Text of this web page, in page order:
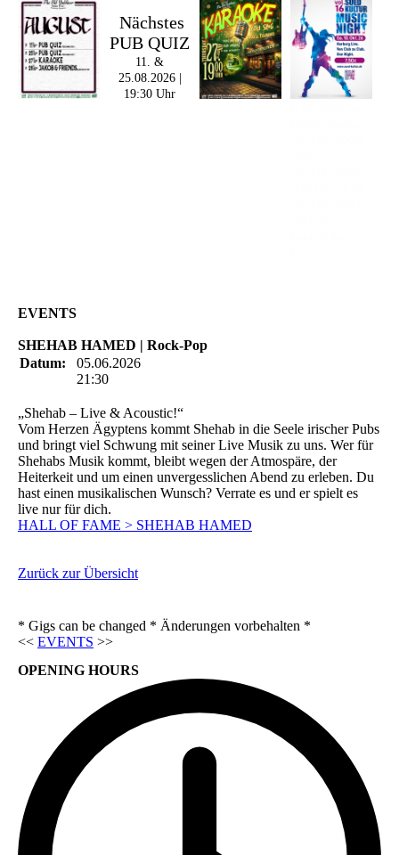
Nächstes
PUB QUIZ
11. &
25.08.2026 |
19:30 Uhr
EVENTS
SHEHAB HAMED | Rock-Pop
Datum:
05.06.2026
21:30
„Shehab – Live & Acoustic!“
Vom Herzen Ägyptens kommt Shehab in die Seele irischer Pubs
und bringt viel Schwung mit seiner Live Musik zu uns. Wer für
Shehabs Musik kommt, bleibt wegen der Atmospäre, der
Heiterkeit und um einen unvergesslichen Abend zu erleben. Du
hast einen musikalischen Wunsch? Verrate es und er spielt es
live nur für dich.
HALL OF FAME > SHEHAB HAMED
Zurück zur Übersicht
* Gigs can be changed * Änderungen vorbehalten *
<< EVENTS >>
OPENING HOURS